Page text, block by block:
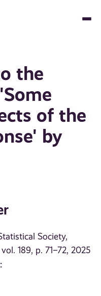
the
of the
by
Society,
189, p. 71–72, 2025